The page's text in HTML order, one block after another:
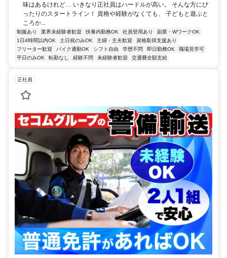
味はあるけれど… いきなり正社員はハードルが高い。 そんな方にぴ
ったりのスタートライン！ 資格や経験がなくても、 子どもと遊ぶと
ころか...
制服あり 業界未経験者歓迎 扶養内勤務OK 社員登用あり
副業・WワークOK
1日4時間以内OK
土日祝のみOK 主婦・主夫歓迎
資格取得支援あり
フリーター歓迎
バイク通勤OK シフト自由 学歴不問 即日勤務OK
職場見学可
平日のみOK
転勤なし 経験不問 未経験者歓迎 交通費全額支給
正社員